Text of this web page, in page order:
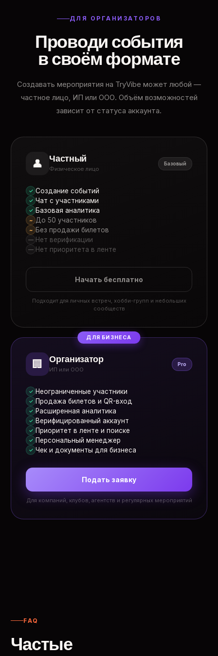
ДЛЯ ОРГАНИЗАТОРОВ
Проводи события
в своём формате
Создавать мероприятия на TryVibe может любой —
частное лицо, ИП или ООО. Объём возможностей
зависит от статуса аккаунта.
👤 Частный
Физическое лицо
Базовый
✓ Создание событий
✓ Чат с участниками
✓ Базовая аналитика
~ До 50 участников
~ Без продажи билетов
— Нет верификации
— Нет приоритета в ленте
Начать бесплатно
Подходит для личных встреч, хобби-групп и небольших
сообществ
ДЛЯ БИЗНЕСА
🏢 Организатор
ИП или ООО
Pro
✓ Неограниченные участники
✓ Продажа билетов и QR-вход
✓ Расширенная аналитика
✓ Верифицированный аккаунт
✓ Приоритет в ленте и поиске
✓ Персональный менеджер
✓ Чек и документы для бизнеса
Подать заявку
Для компаний, клубов, агентств и регулярных мероприятий
FAQ
Частые